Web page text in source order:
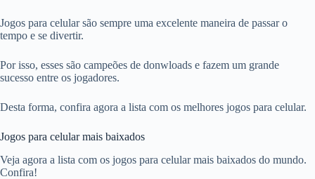
Jogos para celular são sempre uma excelente maneira de passar o
tempo e se divertir.
Por isso, esses são campeões de donwloads e fazem um grande
sucesso entre os jogadores.
Desta forma, confira agora a lista com os melhores jogos para celular.
Jogos para celular mais baixados
Veja agora a lista com os jogos para celular mais baixados do mundo.
Confira!